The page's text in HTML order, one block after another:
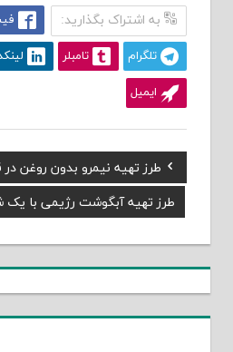
به اشتراک بگذارید:
تلگرام تامبلر
ایمیل
راهبری
نوشته
Previous
Post:
طرز تهیه نیمرو بدون روغن در
Next
Post:
طرز تهیه آبگوشت رژیمی با یک